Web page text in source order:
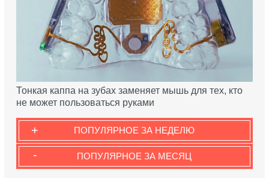
Тонкая каппа на зубах заменяет мышь для тех, кто
не может пользоваться руками
ПОПУЛЯРНОЕ ЗА НЕДЕЛЮ
+
ПОПУЛЯРНОЕ ЗА МЕСЯЦ
-